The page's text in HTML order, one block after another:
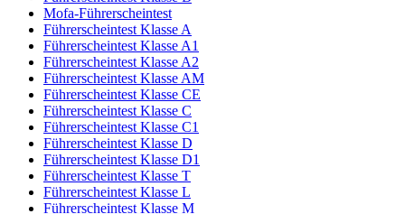
Mofa-Führerscheintest
Führerscheintest Klasse A
Führerscheintest Klasse A1
Führerscheintest Klasse A2
Führerscheintest Klasse AM
Führerscheintest Klasse CE
Führerscheintest Klasse C
Führerscheintest Klasse C1
Führerscheintest Klasse D
Führerscheintest Klasse D1
Führerscheintest Klasse T
Führerscheintest Klasse L
Führerscheintest Klasse M